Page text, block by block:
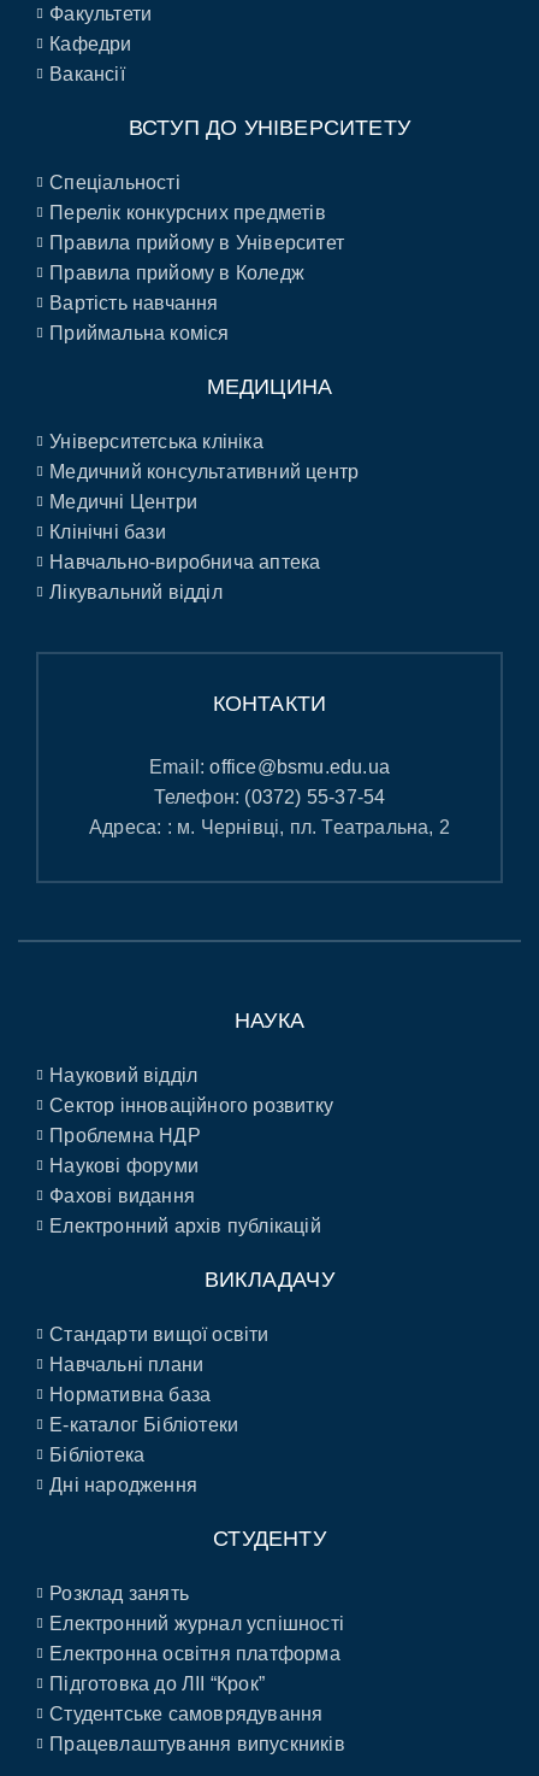
Факультети
Кафедри
Вакансії
ВСТУП ДО УНІВЕРСИТЕТУ
Спеціальності
Перелік конкурсних предметів
Правила прийому в Університет
Правила прийому в Коледж
Вартість навчання
Приймальна коміся
МЕДИЦИНА
Університетська клініка
Медичний консультативний центр
Медичні Центри
Клінічні бази
Навчально-виробнича аптека
Лікувальний відділ
КОНТАКТИ
Email:office@bsmu.edu.ua
Телефон: (0372) 55-37-54
Адреса: : м. Чернівці, пл. Театральна, 2
НАУКА
Науковий відділ
Сектор інноваційного розвитку
Проблемна НДР
Наукові форуми
Фахові видання
Електронний архів публікацій
ВИКЛАДАЧУ
Стандарти вищої освіти
Навчальні плани
Нормативна база
E-каталог Бібліотеки
Бібліотека
Дні народження
СТУДЕНТУ
Розклад занять
Електронний журнал успішності
Електронна освітня платформа
Підготовка до ЛІІ “Крок”
Студентське самоврядування
Працевлаштування випускників